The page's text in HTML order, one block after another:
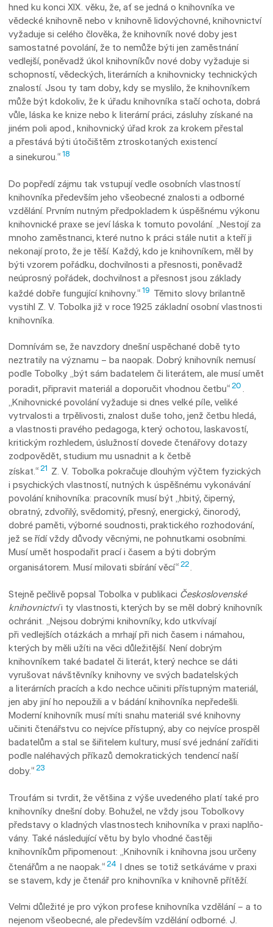
hned ku konci XIX. věku, že, ať se jedná o knihovníka ve
vědecké knihovně nebo v knihovně lidovýchovné, knihovnictví
vyžaduje si celého člověka, že knihovník nové doby jest
samostatné povolání, že to nemůže býti jen zaměstnání
vedlejší, poněvadž úkol knihovníkův nové doby vyžaduje si
schopností, vědeckých, literárních a knihovnicky technických
znalostí. Jsou ty tam doby, kdy se myslilo, že knihovníkem
může být kdokoliv, že k úřadu knihovníka stačí ochota, dobrá
vůle, láska ke knize nebo k literární práci, zásluhy získané na
jiném poli apod., knihovnický úřad krok za krokem přestal
a přestává býti útočištěm ztroskotaných existencí
a sinekurou.“ 18
Do popředí zájmu tak vstupují vedle osobních vlastností
knihovníka především jeho všeobecné znalosti a odborné
vzdělání. Prvním nutným předpokladem k úspěšnému výkonu
knihovnické praxe se jeví láska k tomuto povolání. „Nestojí za
mnoho zaměstnanci, které nutno k práci stále nutit a kteří ji
nekonají pro­to, že je těší. Každý, kdo je knihovníkem, měl by
býti vzorem pořádku, dochvilnosti a přesnosti, poněvadž
neúprosný pořádek, dochvilnost a přes­nost jsou základy
každé dobře fungující knihovny.“ 19 Těmito slovy brilantně
vystihl Z. V. Tobolka již v roce 1925 základní osobní vlastnosti
knihovníka.
Domnívám se, že navzdory dnešní uspěcha­né době tyto
neztratily na významu – ba naopak. Dobrý knihovník nemusí
podle Tobolky „být sám badatelem či literátem, ale musí umět
poradit, připravit materiál a doporučit vhodnou četbu“ 20 .
„Knihovnické povolání vyžaduje si dnes velké píle, veliké
vytrvalosti a trpě­livosti, znalost duše toho, jenž četbu hledá,
a vlastnosti pravého pedagoga, který ochotou, laskavostí,
kritickým rozhledem, úslužností dovede čtenářovy dotazy
zodpovědět, studium mu usnadnit a k četbě
získat.“ 21 Z. V. Tobolka pokračuje dlouhým výčtem fyzických
i psychických vlastností, nutných k úspěšnému vykonávání
povolání knihovníka: pracovník musí být „hbitý, čiperný,
obratný, zdvořilý, svědomitý, přesný, energický, činorodý,
dobré paměti, výborné soudnosti, praktického rozhodování,
jež se řídí vždy důvody věcnými, ne pohnutkami osobními.
Musí umět hospodařit prací i časem a býti dobrým
organisátorem. Musí milovati sbírání věcí“ 22.
Stejně pečlivě popsal Tobolka v publikaci Československé
knihovnictvíi ty vlastnosti, kterých by se měl dobrý knihovník
ochránit. „Nejsou dobrými knihovníky, kdo utkvívají
při vedlejších otázkách a mrhají při nich časem i námahou,
kterých by měli užíti na věci důležitější. Není dobrým
knihovníkem také badatel či literát, který nechce se dáti
vyrušovat návštěvníky knihovny ve svých badatelských
a literárních pracích a kdo nechce učiniti přístupným materiál,
jen aby jiní ho nepoužili a v bá­dá­ní knihovníka nepředešli.
Moderní knihovník mu­sí míti snahu materiál své knihovny
učiniti čtenářstvu co nejvíce přístupný, aby co nejvíce prospěl
badatelům a stal se šiřitelem kultury, musí své jednání zaříditi
podle naléhavých příkazů demokratických tendencí naší
doby.“ 23
Troufám si tvrdit, že většina z výše uvedené­ho platí také pro
knihovníky dnešní doby. Bo­hu­­žel, ne vždy jsou Tobolkovy
představy o kladných vlastnostech knihovníka v praxi naplňo­
vá­ny. Také následující větu by bylo vhod­né častěji
knihovníkům připomenout: „Knihov­ník i knihov­na jsou určeny
čtenářům a ne naopak.“ 24 I dnes se totiž setkáváme v praxi
se stavem, kdy je čtenář pro knihovníka v knihov­ně přítěží.
Velmi důležité je pro výkon profese knihovníka vzdělání – a to
nejenom všeobecné, ale především vzdělání odborné. J.